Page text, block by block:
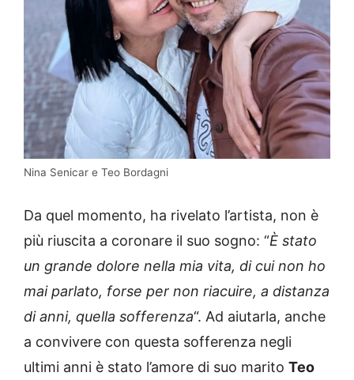
Nina Senicar e Teo Bordagni
Da quel momento, ha rivelato l’artista, non è
più riuscita a coronare il suo sogno: “È stato
un grande dolore nella mia vita, di cui non ho
mai parlato, forse per non riacuire, a distanza
di anni, quella sofferenza“. Ad aiutarla, anche
a convivere con questa sofferenza negli
ultimi anni è stato l’amore di suo marito Teo